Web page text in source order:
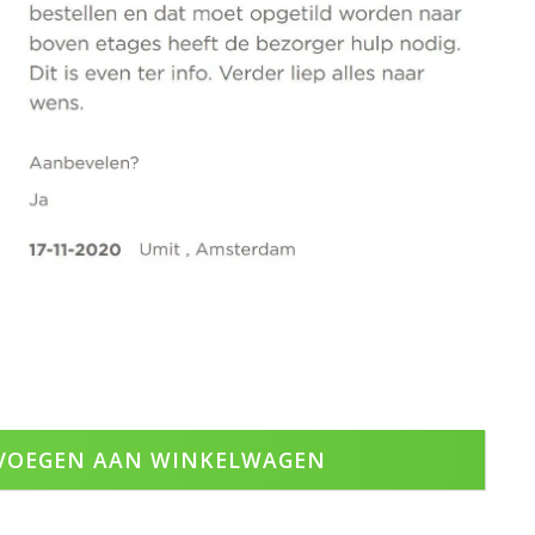
AAN WINKELWAGEN